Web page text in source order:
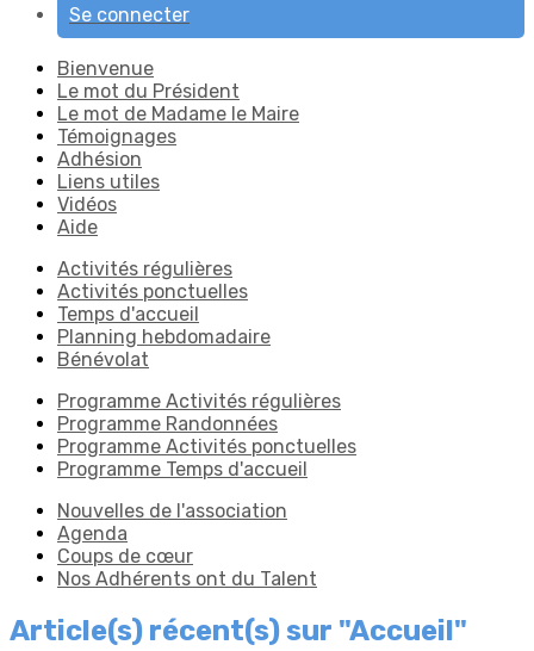
Se connecter
Bienvenue
Le mot du Président
Le mot de Madame le Maire
Témoignages
Adhésion
Liens utiles
Vidéos
Aide
Activités régulières
Activités ponctuelles
Temps d'accueil
Planning hebdomadaire
Bénévolat
Programme Activités régulières
Programme Randonnées
Programme Activités ponctuelles
Programme Temps d'accueil
Nouvelles de l'association
Agenda
Coups de cœur
Nos Adhérents ont du Talent
Article(s) récent(s) sur "Accueil"